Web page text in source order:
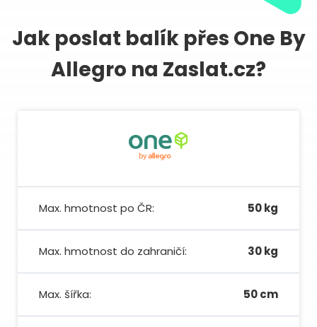
Jak poslat balík přes One By
Allegro na Zaslat.cz?
Max. hmotnost po ČR: 50 kg
Max. hmotnost do zahraničí: 30 kg
Max. šířka: 50 cm